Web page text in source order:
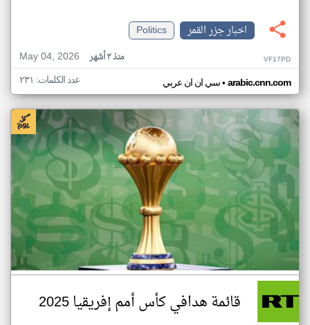
اخبار جزر القمر
Politics
May 04, 2026
منذ ٣ أشهر VF17PD
سي ان ان عربي• arabic.cnn.com عدد الكلمات: ٢٣١
قائمة هدافي كأس أمم إفريقيا 2025